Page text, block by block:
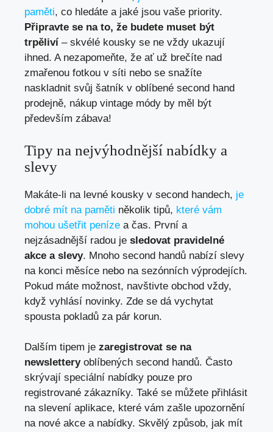
paměti, co hledáte a jaké jsou vaše priority.
Připravte se na ‌to, že budete muset být
trpěliví ‌– skvélé kousky se ne⁣ vždy ukazují
ihned. A nezapomeňte, že ať už brečíte nad⁤
zmařenou fotkou v síti nebo⁤ se ​snažíte
naskladnit svůj šatník v oblíbené second hand
⁣prodejně, nákup vintage módy⁤ by měl ⁢být‍
především zábava!
Tipy na nejvýhodnější nabídky a
slevy
Makáte-li na​ levné kousky v​ second handech, je
dobré mít na paměti několik ​tipů, které vám
mohou ušetřit peníze a čas. První a
nejzásadnější radou je sledovat pravidelné
akce a slevy. Mnoho second handů nabízí slevy
na konci měsíce nebo na sezónních výprodejích.
​Pokud máte možnost, ‍navštivte obchod vždy,‌
když vyhlásí novinky. Zde se dá vychytat
spousta pokladů‌ za pár korun.
Dalším tipem je zaregistrovat‌ se na
newsletteryoblíbených second handů. Často
skrývají speciální nabídky pouze pro
registrované zákazníky. Také se můžete přihlásit
na slevení aplikace, které vám zašle upozornění
na nové akce a nabídky. Skvělý způsob, jak mít